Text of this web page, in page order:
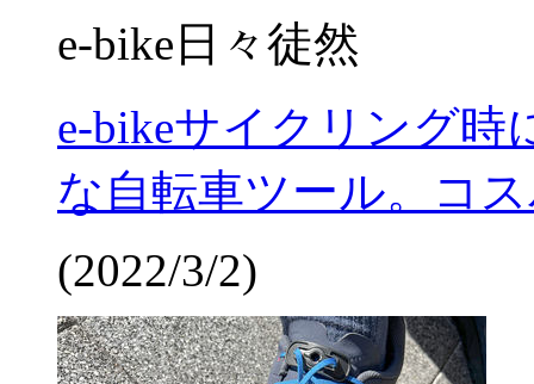
e-bike日々徒然
e-bikeサイクリング
な自転車ツール。コ
(2022/3/2)